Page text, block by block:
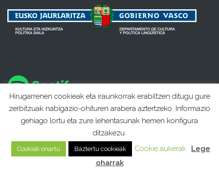
Hirugarrenen cookieak eta iraunkorrak erabiltzen ditugu gure
zerbitzuak nabigazio-ohituren arabera aztertzeko. Informazio
gehiago lortu eta zure lehentasunak hemen konfigura
ditzakezu.
Cookiak onartu Baztertu cookieak Cookie aukerak
Lege
oharrak